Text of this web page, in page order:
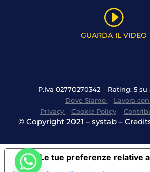
I
GUARDA IL VIDEO
P.Iva 02770270342 – Rating: 5 su
Dove Siamo – Lavora
Privacy – Cookie Policy–
© Copyright 2021 – systab –
Le tue preferenze relative